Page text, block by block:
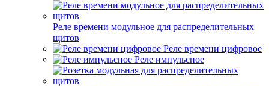
Реле времени модульное для распределительных
щитов
Реле времени цифровое
Реле импульсное